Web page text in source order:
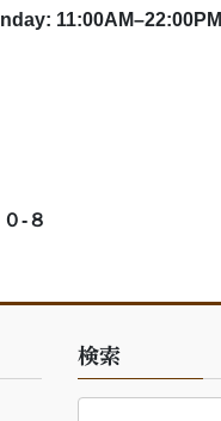
11:00AM–22:00PM
-８
検索